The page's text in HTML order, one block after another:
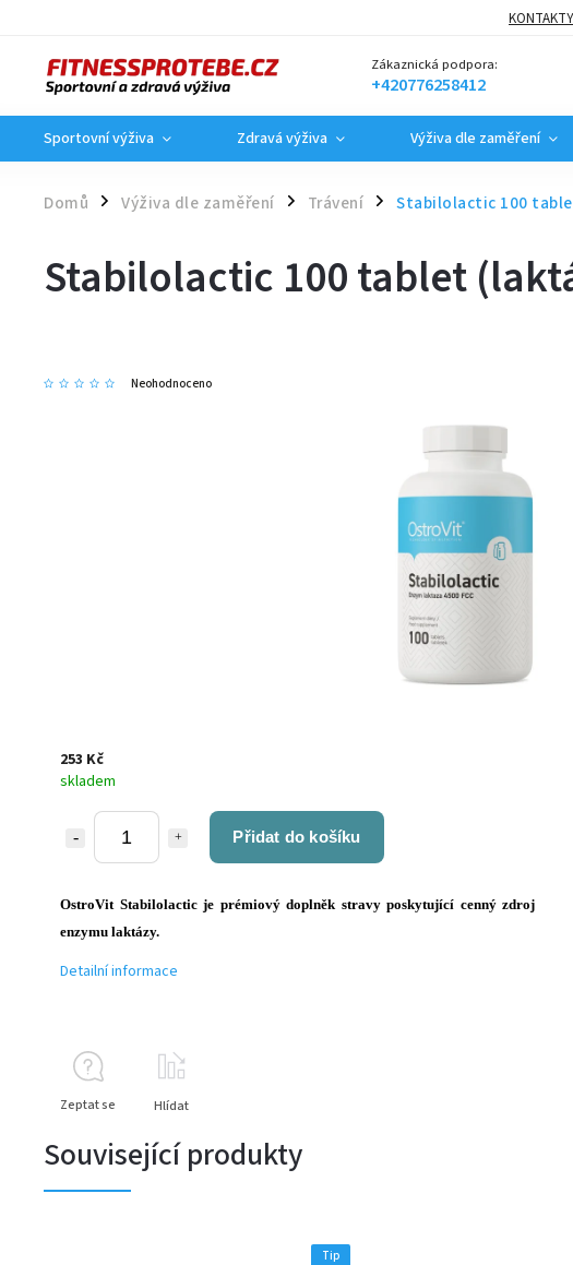
KONTAKTY
Zákaznická podpora:
+420776258412
Sportovní výživa Zdravá výživa Výživa dle zaměření
Domů / Výživa dle zaměření / Trávení / Stabilolactic 100
Stabilolactic 100 tablet
Neohodnoceno
253 Kč
skladem
Přidat do košíku
OstroVit Stabilolactic je prémiový doplněk stravy poskytující cenný zdroj
enzymu laktázy.
Detailní informace
Zeptat se Hlídat
Související produkty
Tip